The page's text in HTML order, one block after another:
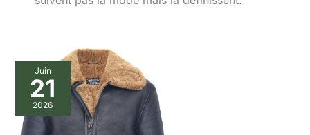
Juin
21
2026